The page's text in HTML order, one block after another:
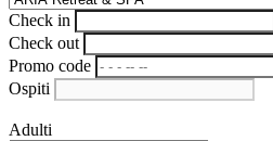
Check in
Check out
Promo code
Ospiti
Adulti